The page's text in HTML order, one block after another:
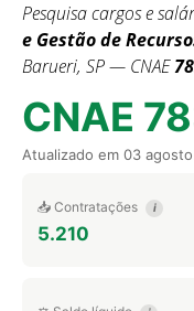
Pesquisa cargos e
e Gestão de
Barueri, SP — CNAE
CNAE
Atualizado em 03
📥 Contratações i
5.210